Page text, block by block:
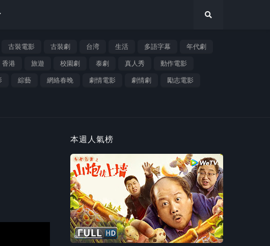
古裝電影 古裝劇 台湾 生活 多語字幕 年代劇
香港 旅遊 校園劇 泰劇 真人秀 動作電影
綜藝 網絡春晚 劇情電影 劇情劇 勵志電影
本週人氣榜